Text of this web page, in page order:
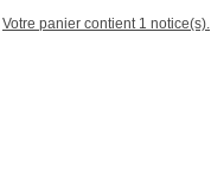
Votre panier contient 1 notice(s).